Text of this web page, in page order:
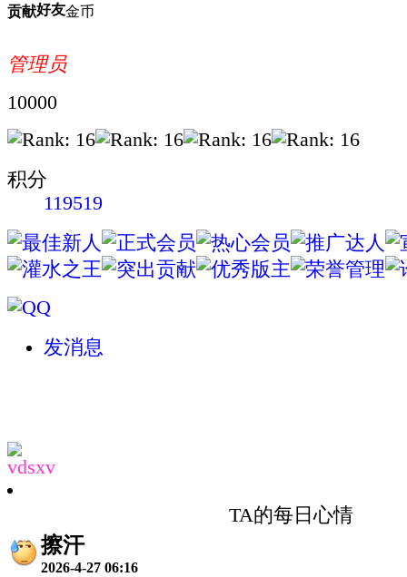
贡献好友金币
管理员
10000
积分
119519
发消息
vdsxv
TA的每日心情
擦汗
2026-4-27 06:16